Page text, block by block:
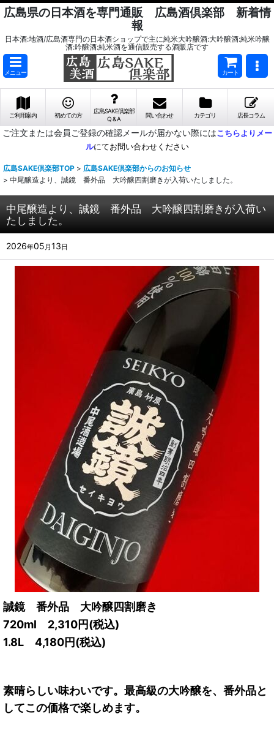
広島県の日本酒を専門通販 広島酒倶楽部 新着情
報
日本酒:地酒/広島酒専門の日本酒ショップで主に純米大吟醸酒:大吟醸酒:純米吟醸
酒:吟醸酒:純米酒を通信販売する酒販店です
メニュー カート
ご利用案内 初めての方
広島SAKE倶楽部
Q & A
問い合わせ カテゴリ 店長コラム
ご注文または会員ご登録の確認メールが届かない際にはこちらよりメー
ルにてお問い合わせください
広島SAKE倶楽部TOP > 広島SAKE倶楽部からのお知らせ
> 中尾醸造より、誠鏡 番外品 大吟醸四割磨きが入荷いたしました。
中尾醸造より、誠鏡 番外品 大吟醸四割磨きが入荷い
たしました。
2026年05 月 13 日
誠鏡 番外品 大吟醸四割磨き
720ml 2,310円(税込)
1.8L 4,180円(税込)
素晴らしい味わいです。 最高級の大吟醸を、番外品と
してこの価格で楽しめます。